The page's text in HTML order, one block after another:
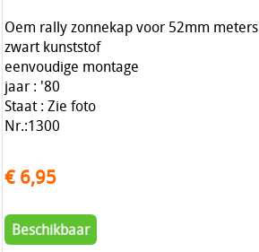
Oem rally zonnekap voor 52mm meters
zwart kunststof
eenvoudige montage
jaar : '80
Staat : Zie foto
Nr.:1300
€ 6,95
Beschikbaar